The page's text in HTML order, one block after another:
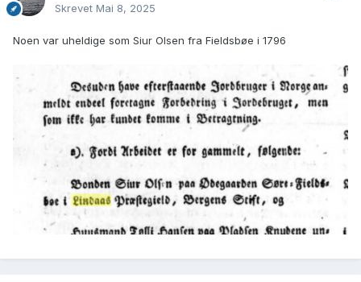
Skrevet Mai 8, 2025
Noen var uheldige som Siur Olsen fra Fieldsbøe i 1796